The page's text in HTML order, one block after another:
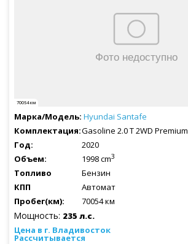
70054 км
Hyundai Santafe
Gasoline 2.0 T 2WD Premium
2020
1998 cm3
Бензин
Автомат
70054 км
Мощность: 235 л.с.
Рассчитывается